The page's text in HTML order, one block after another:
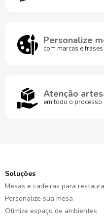
Personalize
com marcas e frases
Atenção
em todo o processo
Soluções
Mesas e cadeiras para
Personalize sua mesa
Otimize espaço de ambientes